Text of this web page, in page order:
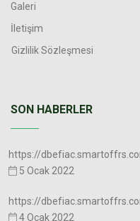
Galeri
İletişim
Gizlilik Sözleşmesi
SON HABERLER
https://
5 Ocak 2022
https://
4 Ocak 2022